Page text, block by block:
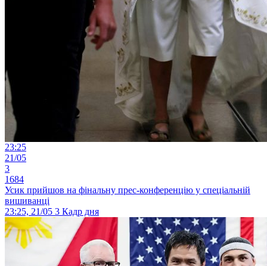
23:25
21/05
3
1684
Усик прийшов на фінальну прес-конференцію у спеціальній
вишиванці
23:25, 21/05 3 Кадр дня